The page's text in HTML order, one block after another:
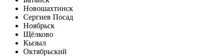
Новошахтинск
Сергиев Посад
Ноябрьск
Щёлково
Кызыл
Октябрьский